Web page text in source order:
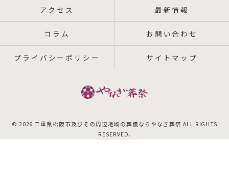
アクセス 最新情報
コラム お問い合わせ
プライバシーポリシー サイトマップ
© 2026 三重県松阪市及びその周辺地域の葬儀ならやなぎ葬祭 ALL RIGHTS
RESERVED.